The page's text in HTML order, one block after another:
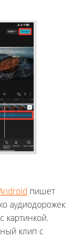
пишет
аудиодорожек
картинкой.
клип с